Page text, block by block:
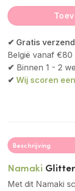
✔ Gratis
België vanaf €80
✔ Binnen 1 - 2
✔ Wij scoren
Beschrijving
Namaki
Met dit Namaki